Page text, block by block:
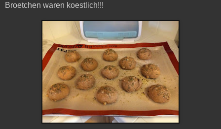
Broetchen waren koestlich!!!